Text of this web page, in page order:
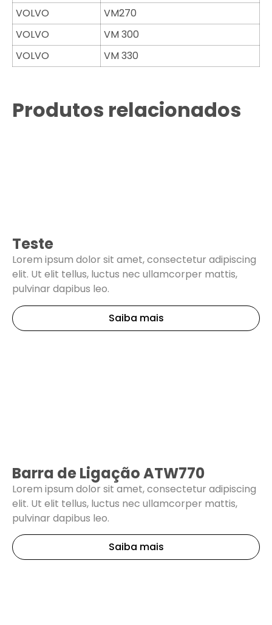
VOLVO
VM270
VOLVO
VM 300
VOLVO
VM 330
Produtos relacionados
Teste
Lorem ipsum dolor sit amet, consectetur adipiscing
elit. Ut elit tellus, luctus nec ullamcorper mattis,
pulvinar dapibus leo.
Saiba mais
Barra de Ligação ATW770
Lorem ipsum dolor sit amet, consectetur adipiscing
elit. Ut elit tellus, luctus nec ullamcorper mattis,
pulvinar dapibus leo.
Saiba mais